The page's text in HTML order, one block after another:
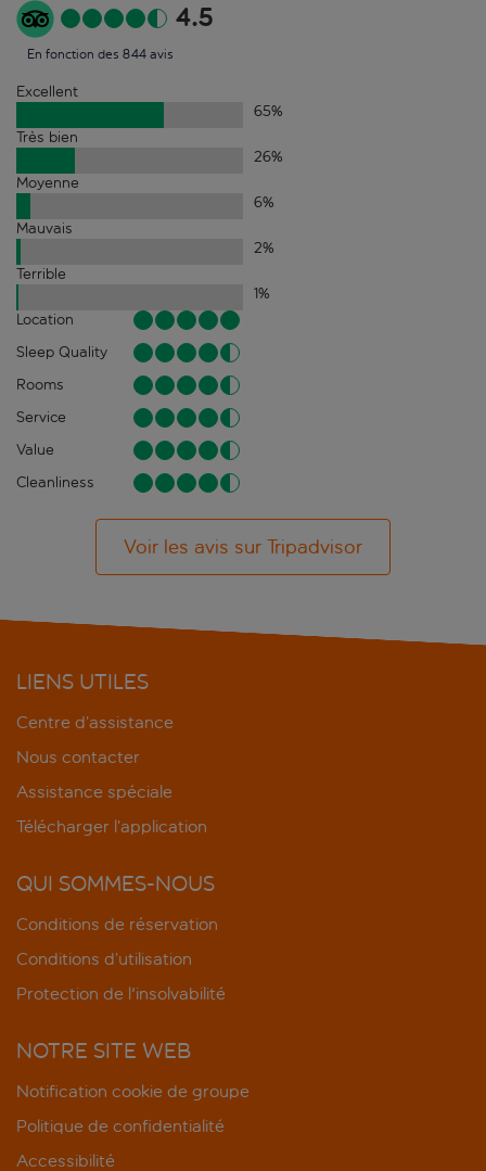
4.5
En fonction des 844 avis
Excellent
65%
Très bien
26%
Moyenne
6%
Mauvais
2%
Terrible
1%
Location
Sleep Quality
Rooms
Service
Value
Cleanliness
Voir les avis sur Tripadvisor
LIENS UTILES
Centre d’assistance
Nous contacter
Assistance spéciale
Télécharger l’application
QUI SOMMES-NOUS
Conditions de réservation
Conditions d’utilisation
Protection de l'insolvabilité
NOTRE SITE WEB
Notification cookie de groupe
Politique de confidentialité
Accessibilité